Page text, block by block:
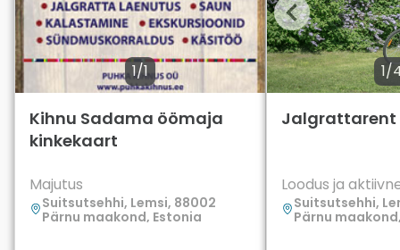
1/1
Kihnu Sadama öömaja
kinkekaart
Majutus
Suitsutsehhi, Lemsi, 88002
Pärnu maakond, Estonia
1/
Jalgrattarent
Loodus ja
Suitsutsehhi,
Pärnu